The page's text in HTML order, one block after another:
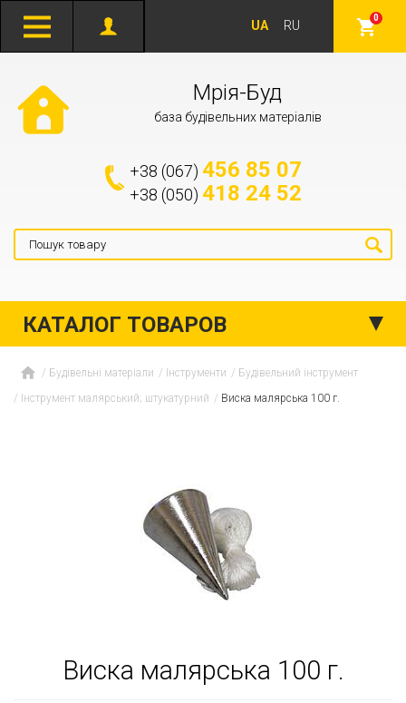
0
UA RU
Мрія-Буд
база будівельних матеріалів
+38 (067) 456 85 07
+38 (050) 418 24 52
КАТАЛОГ ТОВАРОВ
Будівельні матеріали Інструменти
Будівельний інструмент
Інструмент малярський; штукатурний
Виска малярська 100 г.
Виска малярська 100 г.